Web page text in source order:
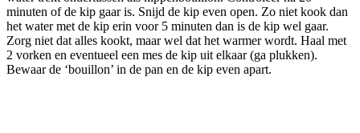
minuten of de kip gaar is. Snijd de kip even open. Zo niet kook dan
het water met de kip erin voor 5 minuten dan is de kip wel gaar.
Zorg niet dat alles kookt, maar wel dat het warmer wordt. Haal met
2 vorken en eventueel een mes de kip uit elkaar (ga plukken).
Bewaar de ‘bouillon’ in de pan en de kip even apart.